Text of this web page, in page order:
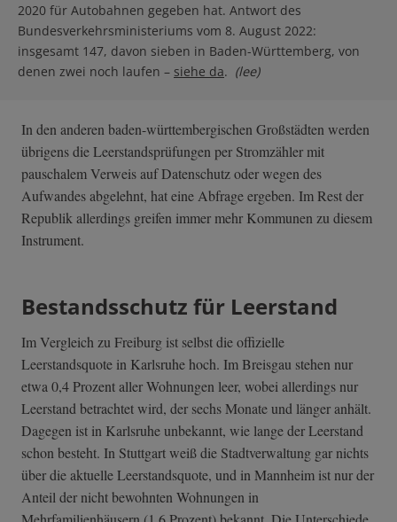
2020 für Autobahnen gegeben hat. Antwort des
Bundesverkehrsministeriums vom 8. August 2022:
insgesamt 147, davon sieben in Baden-Württemberg, von
denen zwei noch laufen – siehe da. (lee)
In den anderen baden-württembergischen Großstädten werden
übrigens die Leerstandsprüfungen per Stromzähler mit
pauschalem Verweis auf Datenschutz oder wegen des
Aufwandes abgelehnt, hat eine Abfrage ergeben. Im Rest der
Republik allerdings greifen immer mehr Kommunen zu diesem
Instrument.
Bestandsschutz für Leerstand
Im Vergleich zu Freiburg ist selbst die offizielle
Leerstandsquote in Karlsruhe hoch. Im Breisgau stehen nur
etwa 0,4 Prozent aller Wohnungen leer, wobei allerdings nur
Leerstand betrachtet wird, der sechs Monate und länger anhält.
Dagegen ist in Karlsruhe unbekannt, wie lange der Leerstand
schon besteht. In Stuttgart weiß die Stadtverwaltung gar nichts
über die aktuelle Leerstandsquote, und in Mannheim ist nur der
Anteil der nicht bewohnten Wohnungen in